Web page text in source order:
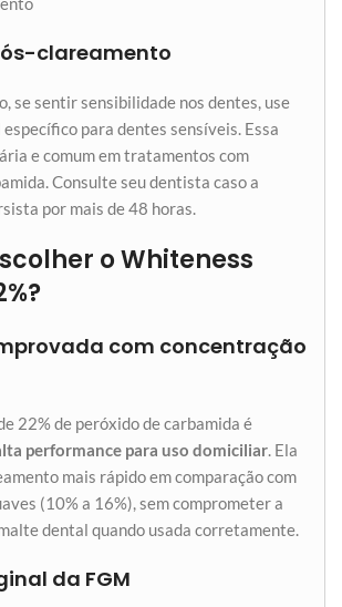
clareamento
se sentir sensibilidade nos dentes, use
para dentes sensíveis. Essa
e comum em tratamentos com
Consulte seu dentista caso a
por mais de 48 horas.
o Whiteness
com concentração
22% de peróxido de carbamida é
performance para uso domiciliar. Ela
mais rápido em comparação com
(10% a 16%), sem comprometer a
dental quando usada corretamente.
da FGM